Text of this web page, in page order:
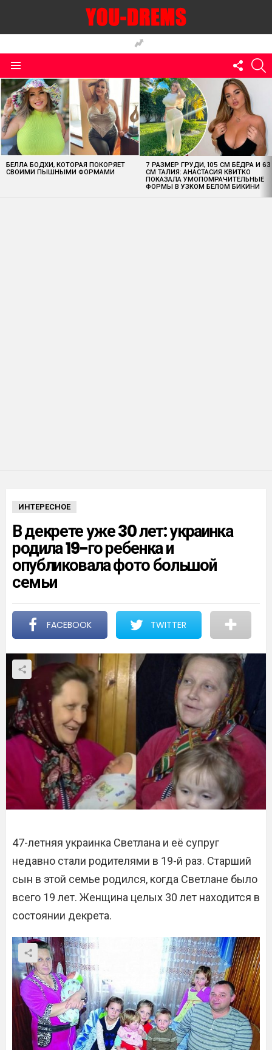
US
MOST
VIEWED
STORIES
БЕЛЛА БОДХИ, КОТОРАЯ ПОКОРЯЕТ
СВОИМИ ПЫШНЫМИ ФОРМАМИ
7 РАЗМЕР ГРУДИ, 105 СМ БЁДРА И 63
СМ ТАЛИЯ: АНАСТАСИЯ КВИТКО
ПОКАЗАЛА УМОПОМРАЧИТЕЛЬНЫЕ
ФОРМЫ В УЗКОМ БЕЛОМ БИКИНИ
ИНТЕРЕСНОЕ
В декрете уже 30 лет: украинка
родила 19-го ребенка и
опубликовала фото большой
семьи
FACEBOOK TWITTER
47-летняя украинка Светлана и её супруг
недавно стали родителями в 19-й раз. Старший
сын в этой семье родился, когда Светлане было
всего 19 лет. Женщина целых 30 лет находится в
состоянии декрета.